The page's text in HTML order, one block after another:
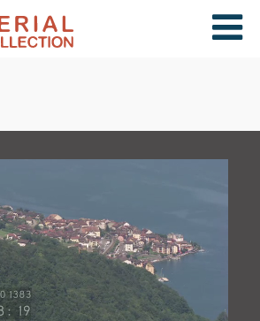
×
CARTE
COLLECTIONS